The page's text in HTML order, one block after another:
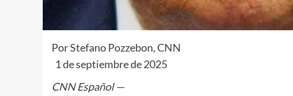
PorStefano Pozzebon, CNN
1 de septiembre de 2025
CNN Español—